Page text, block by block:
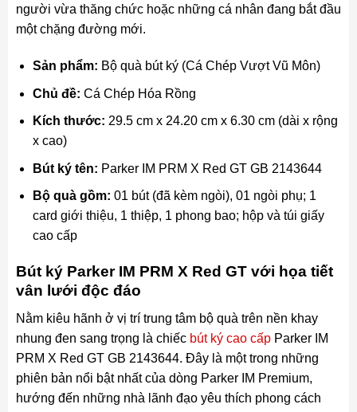
người vừa thăng chức hoặc những cá nhân đang bắt đầu
một chặng đường mới.
Sản phẩm: Bộ quà bút ký (Cá Chép Vượt Vũ Môn)
Chủ đề: Cá Chép Hóa Rồng
Kích thước: 29.5 cm x 24.20 cm x 6.30 cm (dài x rộng
x cao)
Bút ký tên: Parker IM PRM X Red GT GB 2143644
Bộ quà gồm: 01 bút (đã kèm ngòi), 01 ngòi phụ; 1
card giới thiệu, 1 thiệp, 1 phong bao; hộp và túi giấy
cao cấp
Bút ký Parker IM PRM X Red GT với họa tiết
vân lưới độc đáo
Nằm kiêu hãnh ở vị trí trung tâm bộ quà trên nền khay
nhung đen sang trọng là chiếc bút ký cao cấpParker IM
PRM X Red GT GB 2143644. Đây là một trong những
phiên bản nổi bật nhất của dòng Parker IM Premium,
hướng đến những nhà lãnh đạo yêu thích phong cách